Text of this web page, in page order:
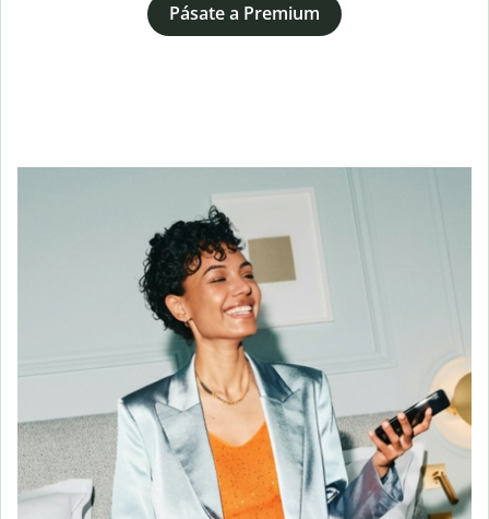
Pásate a Premium